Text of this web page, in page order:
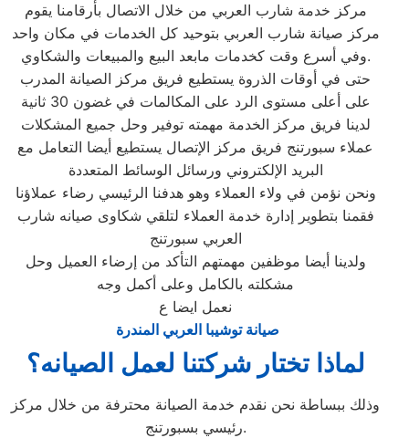
مركز خدمة شارب العربي من خلال الاتصال بأرقامنا يقوم
مركز صيانة شارب العربي بتوحيد كل الخدمات في مكان واحد
وفي أسرع وقت كخدمات مابعد البيع والمبيعات والشكاوي.
حتى في أوقات الذروة يستطيع فريق مركز الصيانة المدرب
على أعلى مستوى الرد على المكالمات في غضون 30 ثانية
لدينا فريق مركز الخدمة مهمته توفير وحل جميع المشكلات
عملاء سبورتنج فريق مركز الإتصال يستطيع أيضا التعامل مع
البريد الإلكتروني ورسائل الوسائط المتعددة
ونحن نؤمن في ولاء العملاء وهو هدفنا الرئيسي رضاء عملاؤنا
فقمنا بتطوير إدارة خدمة العملاء لتلقي شكاوى صيانه شارب
العربي سبورتنج
ولدينا أيضا موظفين مهمتهم التأكد من إرضاء العميل وحل
مشكلته بالكامل وعلى أكمل وجه
نعمل ايضا ع
صيانة توشيبا العربي المندرة
لماذا تختار شركتنا لعمل الصيانه؟
وذلك ببساطة نحن نقدم خدمة الصيانة محترفة من خلال مركز
رئيسي بسبورتنج.